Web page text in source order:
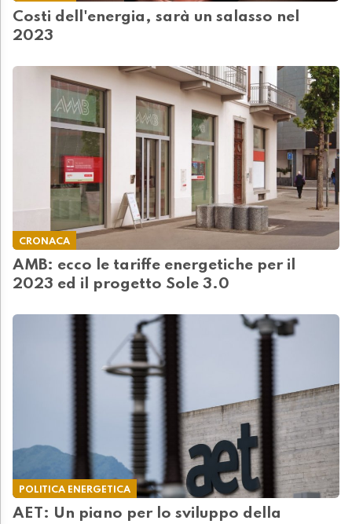
Costi dell'energia, sarà un salasso nel
2023
CRONACA
AMB: ecco le tariffe energetiche per il
2023 ed il progetto Sole 3.0
POLITICA ENERGETICA
AET: Un piano per lo sviluppo della